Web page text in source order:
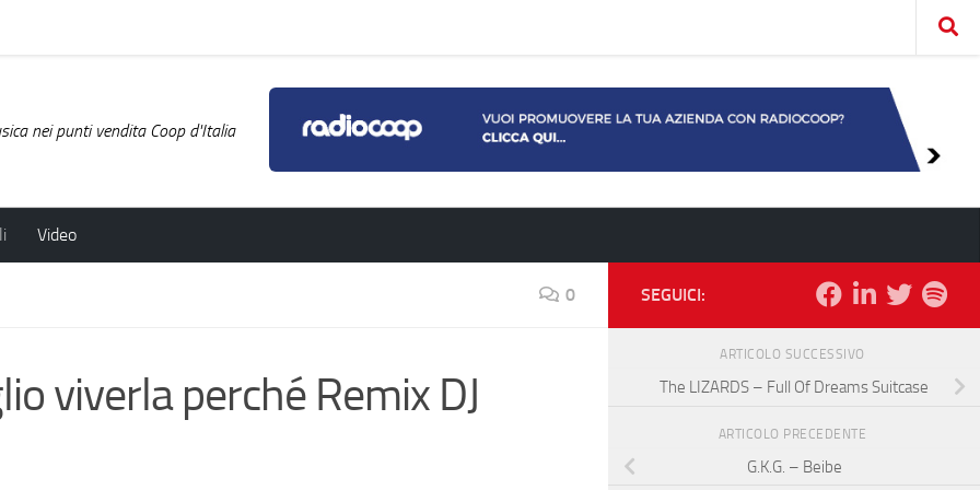
nei punti vendita Coop d'Italia
Video
0
viverla perché Remix DJ
SEGUICI:
ARTICOLO SUCCESSIVO
The LIZARDS – Full Of Dreams Suitcase
ARTICOLO PRECEDENTE
G.K.G. – Beibe